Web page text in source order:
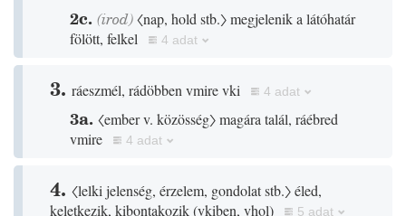
2c. (irod)〈nap, hold stb.〉megjelenik a látóhatár
fölött, felkel
4 adat
3. ráeszmél, rádöbben vmire vki 4 adat
3a. 〈ember v. közösség〉magára talál, ráébred
vmire
4 adat
4. 〈lelki jelenség, érzelem, gondolat stb.〉éled,
keletkezik, kibontakozik(vkiben, vhol) 5 adat